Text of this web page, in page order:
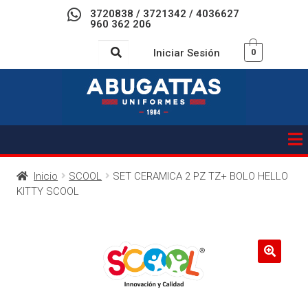
3720838 / 3721342 / 4036627
960 362 206
Iniciar Sesión 0
Inicio SCOOL
SET CERAMICA 2 PZ TZ+ BOLO HELLO
KITTY SCOOL